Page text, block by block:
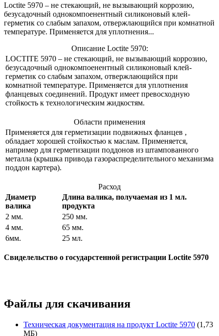
Loctite 5970 – не стекающий, не вызывающий коррозию,
безусадочный однокомпоенентный силиконовый клей-
герметик со слабым запахом, отвержлающийся при комнатной
температуре. Применяется для уплотнения...
Описание Loctite 5970:
LOCTITE 5970 – не стекающий, не вызывающий коррозию,
безусадочный однокомпоенентный силиконовый клей-
герметик со слабым запахом, отвержлающийся при
комнатной температуре. Применяется для уплотнения
фланцевых соединений. Продукт имеет превосходную
стойкость к технологическим жидкостям.
Области применения
Применяется для герметизации подвижных фланцев ,
обладает хорошей стойкостью к маслам. Применяется,
например для герметизации поддонов из штампованного
металла (крышка привода газораспределительного механизма
поддон картера).
Расход
Диаметр
валика
Длина валика, получаемая из 1 мл.
продукта
2 мм.
250 мм.
4 мм.
65 мм.
6мм.
25 мл.
Свиделельство о государстенной регистрации Loctite 5970
Файлы для скачивания
Техническая документация на продукт Loctite 5970 (1,73
МБ)